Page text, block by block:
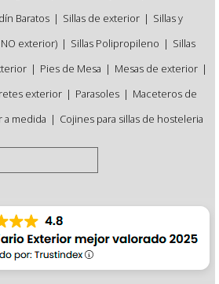
Baratos | Sillas de exterior | Sillas y
exterior) | Sillas Polipropileno | Sillas
| Pies de Mesa | Mesas de exterior |
exterior | Parasoles | Maceteros de
a medida | Cojines para sillas de hosteleria